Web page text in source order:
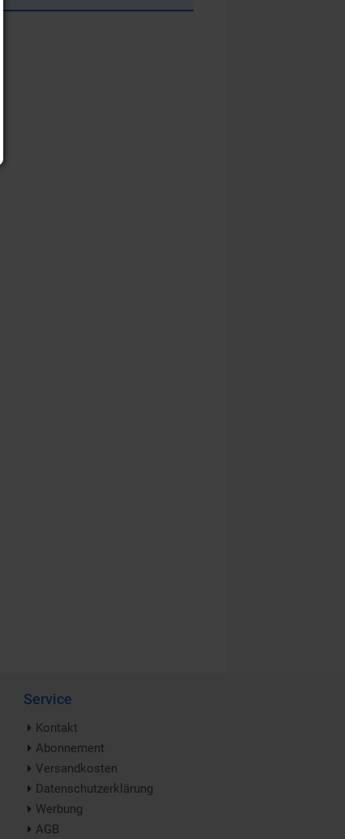
Service
Kontakt
Abonnement
Versandkosten
Datenschutzerklärung
Werbung
AGB